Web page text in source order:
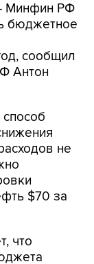
Минфин РФ
бюджетное
сообщил
Антон
не
$70 за
что